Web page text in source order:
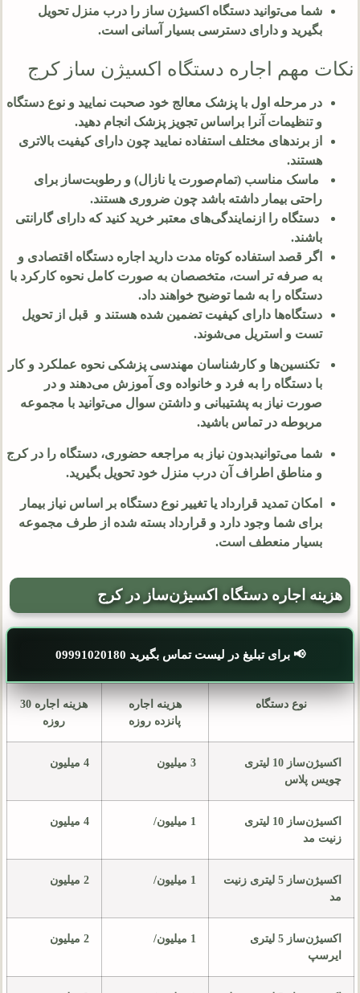
شما می‌توانید دستگاه اکسیژن ساز را درب منزل تحویل
بگیرید و دارای دسترسی بسیار آسانی است.
نکات مهم اجاره دستگاه اکسیژن ساز کرج
در مرحله اول با پزشک معالج خود صحبت نمایید و نوع دستگاه
و تنظیمات آنرا براساس تجویز پزشک انجام دهید.
از برندهای مختلف استفاده نمایید چون دارای کیفیت بالاتری
هستند.
ماسک مناسب (تمام‌صورت یا نازال) و رطوبت‌ساز برای
راحتی بیمار داشته باشد چون ضروری هستند.
دستگاه را ازنمایندگی‌های معتبر خرید کنید که دارای گارانتی
باشند.
اگر قصد استفاده کوتاه مدت دارید اجاره دستگاه اقتصادی و
به صرفه تر است، متخصصان به صورت کامل نحوه کارکرد با
دستگاه را به شما توضیح خواهند داد.
دستگاه‌ها دارای کیفیت تضمین شده هستند و قبل از تحویل
تست و استریل می‌شوند.
تکنسین‌ها و کارشناسان مهندسی پزشکی نحوه عملکرد و کار
با دستگاه را به فرد و خانواده وی آموزش می‌دهند و در
صورت نیاز به پشتیبانی و داشتن سوال می‌توانید با مجموعه
مربوطه در تماس باشید.
شما می‌توانیدبدون نیاز به مراجعه حضوری، دستگاه را در کرج
و مناطق اطراف آن درب منزل خود تحویل بگیرید.
امکان تمدید قرارداد یا تغییر نوع دستگاه بر اساس نیاز بیمار
برای شما وجود دارد و قرارداد بسته شده از طرف مجموعه
بسیار منعطف است.
هزینه اجاره دستگاه اکسیژن‌ساز در کرج
📢 برای تبلیغ در لیست تماس بگیرید 09991020180
نوع دستگاه
هزینه اجاره
پانزده روزه
هزینه اجاره 30
روزه
اکسیژن‌ساز 10 لیتری
چویس پلاس
3 میلیون 4 میلیون
اکسیژن‌ساز 10 لیتری
زنیت مد
1 میلیون/ 4 میلیون
اکسیژن‌ساز 5 لیتری زنیت
مد
1 میلیون/ 2 میلیون
اکسیژن‌ساز 5 لیتری
ایرسپ
1 میلیون/ 2 میلیون